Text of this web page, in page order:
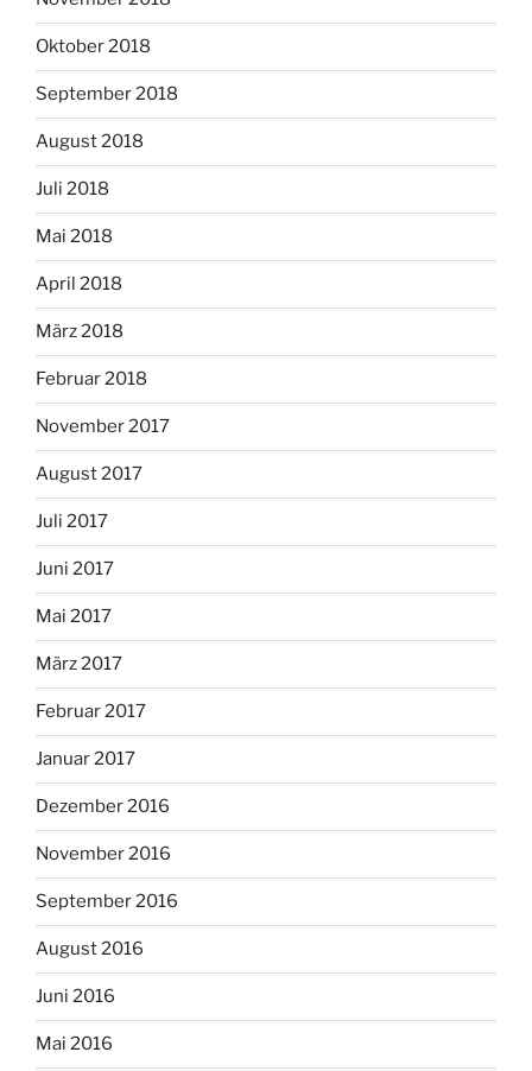
Oktober 2018
September 2018
August 2018
Juli 2018
Mai 2018
April 2018
März 2018
Februar 2018
November 2017
August 2017
Juli 2017
Juni 2017
Mai 2017
März 2017
Februar 2017
Januar 2017
Dezember 2016
November 2016
September 2016
August 2016
Juni 2016
Mai 2016